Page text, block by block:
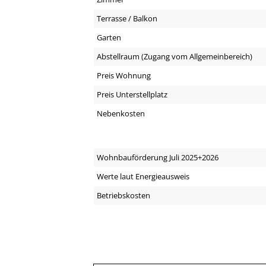
Terrasse / Balkon
Garten
Abstellraum (Zugang vom Allgemeinbereich)
Preis Wohnung
Preis Unterstellplatz
Nebenkosten
Wohnbauförderung Juli 2025+2026
Werte laut Energieausweis
Betriebskosten